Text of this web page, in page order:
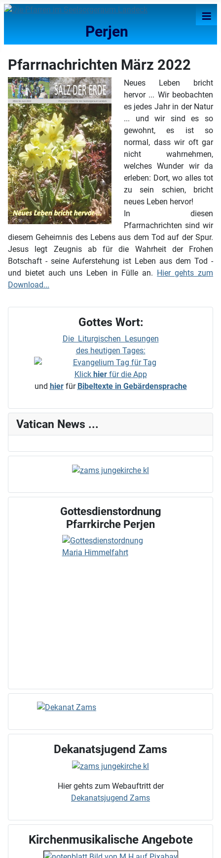
Perjen
≡
Pfarrnachrichten März 2022
Neues Leben bricht
hervor ... Wir beobachten
es jedes Jahr in der Natur
... und wir sind es so
gewohnt, es ist so
normal, dass wir oft gar
nicht wahrnehmen,
welches Wunder wir da
erleben: Dort, wo alles tot
zu sein schien, bricht
neues Leben hervor!
In diesen
Pfarrnachrichten sind wir
diesem Geheimnis des Lebens aus dem Tod auf der Spur.
Jesus legt Zeugnis ab für die Wahrheit der Frohen
Botschaft - seine Auferstehung ist Leben aus dem Tod -
und bietet auch uns Leben in Fülle an. Hier gehts zum
Download...
Gottes Wort:
Die Liturgischen Lesungen
des heutigen Tages:
Klick hierfür die App
und hier für Bibeltexte in Gebärdensprache
Vatican News ...
Gottesdienstordnung
Pfarrkirche Perjen
Dekanatsjugend Zams
Hier gehts zum Webauftritt der
Dekanatsjugend Zams
Kirchenmusikalische Angebote